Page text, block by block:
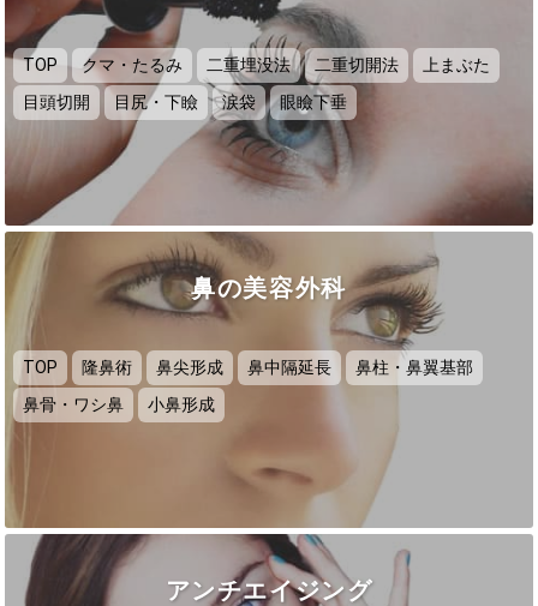
TOP クマ・たるみ 二重埋没法 二重切開法
上まぶた
目頭切開
目尻・下瞼 涙袋 眼瞼下垂
鼻の美容外科
TOP 隆鼻術 鼻尖形成 鼻中隔延長
鼻柱・鼻翼基部
鼻骨・ワシ鼻
小鼻形成
アンチエイジング